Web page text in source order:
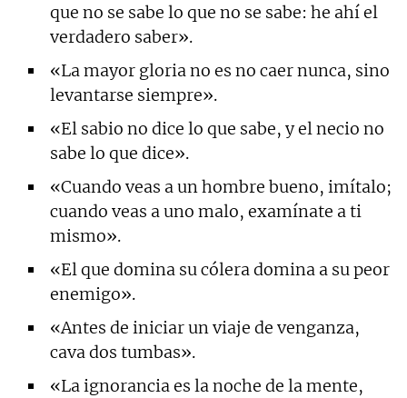
que no se sabe lo que no se sabe: he ahí el
verdadero saber».
«La mayor gloria no es no caer nunca, sino
levantarse siempre».
«El sabio no dice lo que sabe, y el necio no
sabe lo que dice».
«Cuando veas a un hombre bueno, imítalo;
cuando veas a uno malo, examínate a ti
mismo».
«El que domina su cólera domina a su peor
enemigo».
«Antes de iniciar un viaje de venganza,
cava dos tumbas».
«La ignorancia es la noche de la mente,